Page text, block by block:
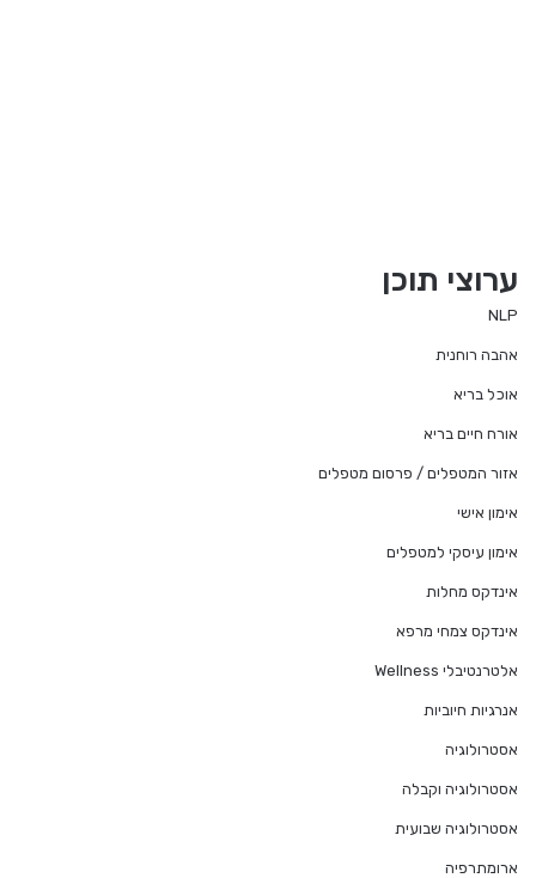
ערוצי תוכן
NLP
אהבה רוחנית
אוכל בריא
אורח חיים בריא
אזור המטפלים / פרסום מטפלים
אימון אישי
אימון עיסקי למטפלים
אינדקס מחלות
אינדקס צמחי מרפא
אלטרנטיבלי Wellness
אנרגיות חיוביות
אסטרולוגיה
אסטרולוגיה וקבלה
אסטרולוגיה שבועית
ארומתרפיה